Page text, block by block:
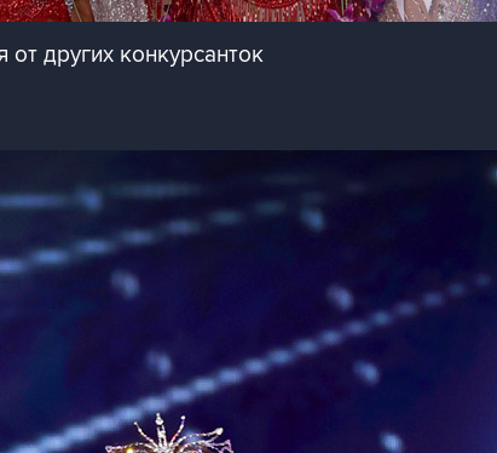
других конкурсанток